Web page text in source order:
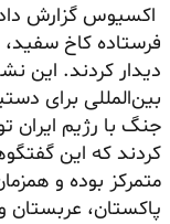
اکسیوس گزارش داد
فرستاده کاخ
دیدار کردند. این
بین‌المللی برای
جنگ با رژیم
کردند که این
متمرکز بوده و
پاکستان، عربستان